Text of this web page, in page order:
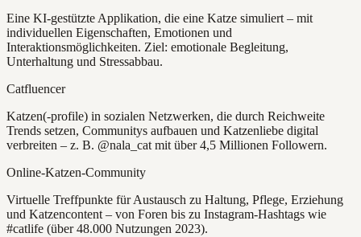
Eine KI-gestützte Applikation, die eine Katze simuliert – mit
individuellen Eigenschaften, Emotionen und
Interaktionsmöglichkeiten. Ziel: emotionale Begleitung,
Unterhaltung und Stressabbau.
Catfluencer
Katzen(-profile) in sozialen Netzwerken, die durch Reichweite
Trends setzen, Communitys aufbauen und Katzenliebe digital
verbreiten – z. B. @nala_cat mit über 4,5 Millionen Followern.
Online-Katzen-Community
Virtuelle Treffpunkte für Austausch zu Haltung, Pflege, Erziehung
und Katzencontent – von Foren bis zu Instagram-Hashtags wie
#catlife (über 48.000 Nutzungen 2023).